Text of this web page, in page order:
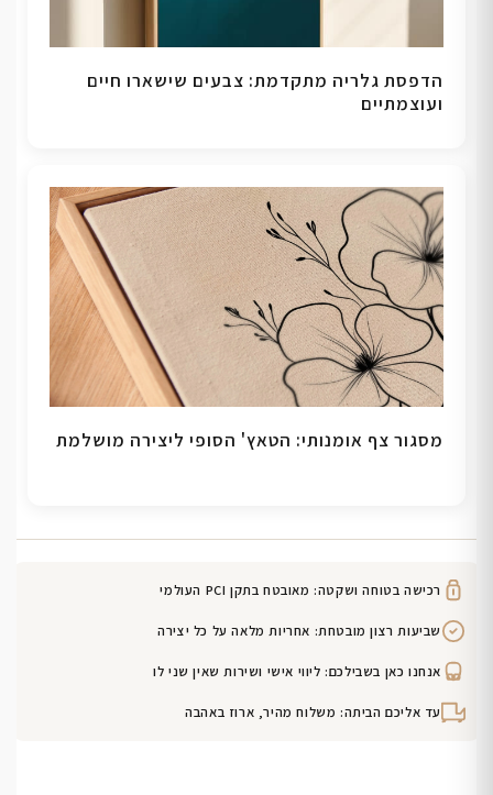
הדפסת גלריה מתקדמת: צבעים שישארו חיים
ועוצמתיים
מסגור צף אומנותי: הטאץ' הסופי ליצירה מושלמת
רכישה בטוחה ושקטה: מאובטח בתקן PCI העולמי
שביעות רצון מובטחת: אחריות מלאה על כל יצירה
אנחנו כאן בשבילכם: ליווי אישי ושירות שאין שני לו
עד אליכם הביתה: משלוח מהיר, ארוז באהבה